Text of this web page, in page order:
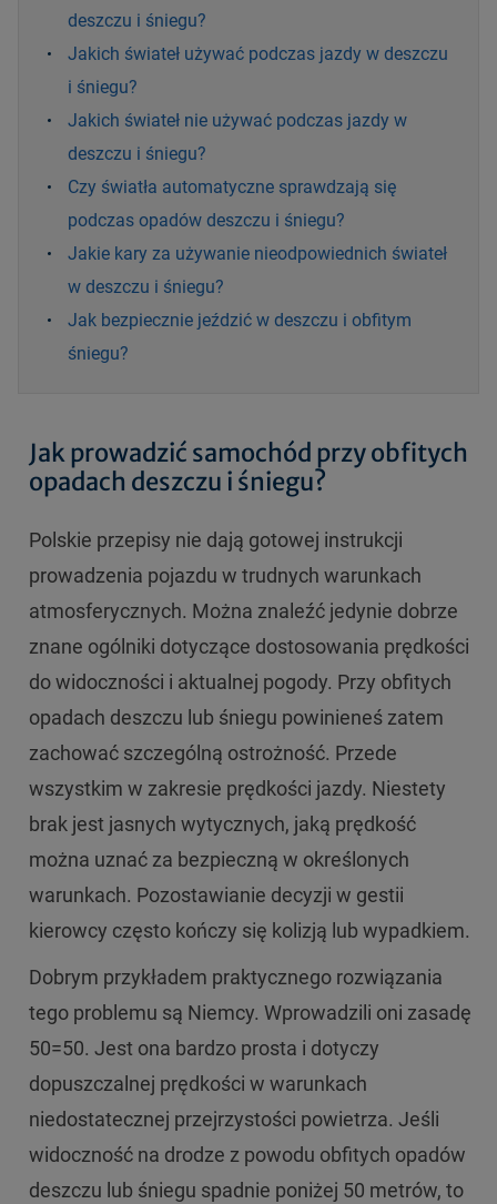
deszczu i śniegu?
Jakich świateł używać podczas jazdy w deszczu
i śniegu?
Jakich świateł nie używać podczas jazdy w
deszczu i śniegu?
Czy światła automatyczne sprawdzają się
podczas opadów deszczu i śniegu?
Jakie kary za używanie nieodpowiednich świateł
w deszczu i śniegu?
Jak bezpiecznie jeździć w deszczu i obfitym
śniegu?
Jak prowadzić samochód przy obfitych
opadach deszczu i śniegu?
Polskie przepisy nie dają gotowej instrukcji
prowadzenia pojazdu w trudnych warunkach
atmosferycznych. Można znaleźć jedynie dobrze
znane ogólniki dotyczące dostosowania prędkości
do widoczności i aktualnej pogody. Przy obfitych
opadach deszczu lub śniegu powinieneś zatem
zachować szczególną ostrożność. Przede
wszystkim w zakresie prędkości jazdy. Niestety
brak jest jasnych wytycznych, jaką prędkość
można uznać za bezpieczną w określonych
warunkach. Pozostawianie decyzji w gestii
kierowcy często kończy się kolizją lub wypadkiem.
Dobrym przykładem praktycznego rozwiązania
tego problemu są Niemcy. Wprowadzili oni zasadę
50=50. Jest ona bardzo prosta i dotyczy
dopuszczalnej prędkości w warunkach
niedostatecznej przejrzystości powietrza. Jeśli
widoczność na drodze z powodu obfitych opadów
deszczu lub śniegu spadnie poniżej 50 metrów, to